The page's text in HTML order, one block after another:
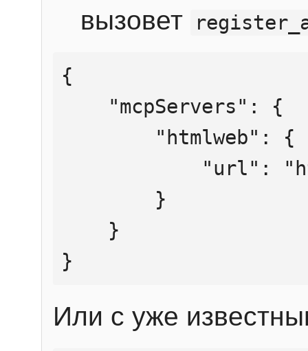
вызовет
{
}
Или с уже